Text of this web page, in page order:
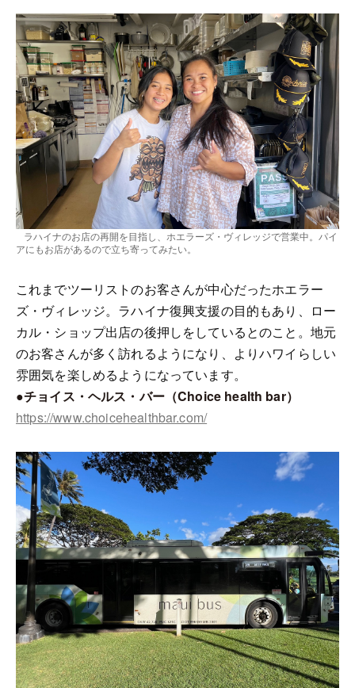
ラハイナのお店の再開を目指し、ホエラーズ・ヴィレッジで営業中。パイ
アにもお店があるので立ち寄ってみたい。
これまでツーリストのお客さんが中心だったホエラー
ズ・ヴィレッジ。ラハイナ復興支援の目的もあり、ロー
カル・ショップ出店の後押しをしているとのこと。地元
のお客さんが多く訪れるようになり、よりハワイらしい
雰囲気を楽しめるようになっています。
●チョイス・ヘルス・バー（Choice health bar）
https://www.choicehealthbar.com/